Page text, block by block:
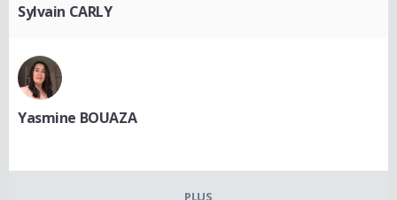
Sylvain CARLY
Yasmine BOUAZA
PLUS